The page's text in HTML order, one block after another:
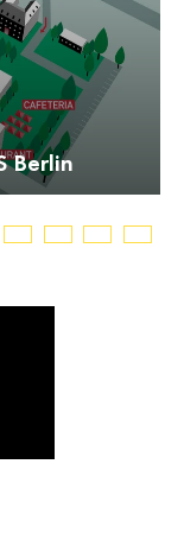
Berlin